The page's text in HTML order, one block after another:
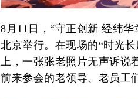
8月11日，“守正创新 经纬
北京举行。在现场的“时光
上，一张张老照片无声诉
前来参会的老领导、老员工